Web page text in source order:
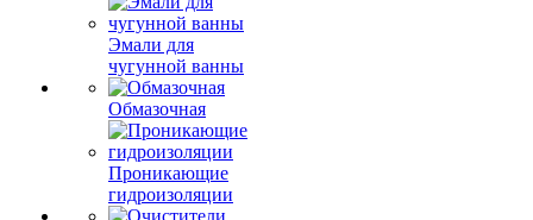
Эмали для
чугунной ванны
Обмазочная
Проникающие
гидроизоляции